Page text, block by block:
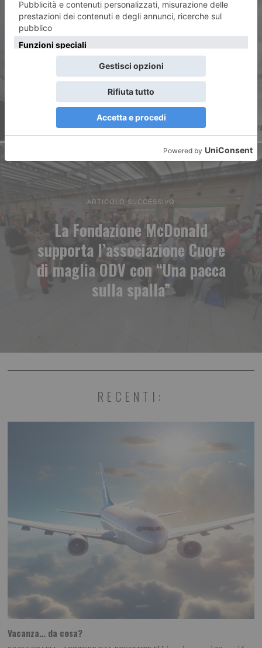
ARTICOLO PRECEDENTE
Bucci, i figli e il Pd sterile
ARTICOLO SUCCESSIVO
La Fondazione McDonald
supporta l’associazione Cuore
di maglia ODV con “Una pacca
sulla spalla”
RECENTI:
Vacanza… da cosa?